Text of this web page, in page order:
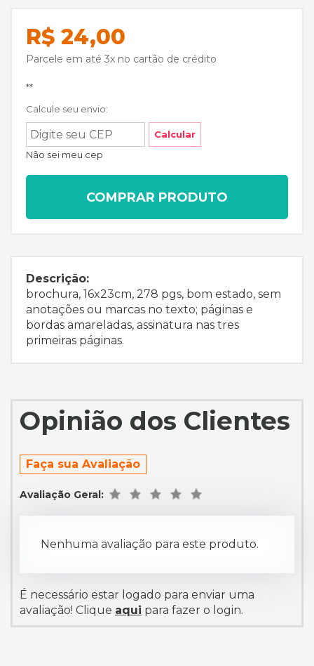
R$ 24,00
Parcele em até 3x no cartão de crédito
**
Calcule seu envio:
Calcular
Não sei meu cep
COMPRAR PRODUTO
Descrição:
brochura, 16x23cm, 278 pgs, bom estado, sem
anotações ou marcas no texto; páginas e
bordas amareladas, assinatura nas tres
primeiras páginas.
Opinião dos Clientes
Faça sua Avaliação
Avaliação Geral:
Nenhuma avaliação para este produto.
É necessário estar logado para enviar uma
avaliação! Clique aqui para fazer o login.